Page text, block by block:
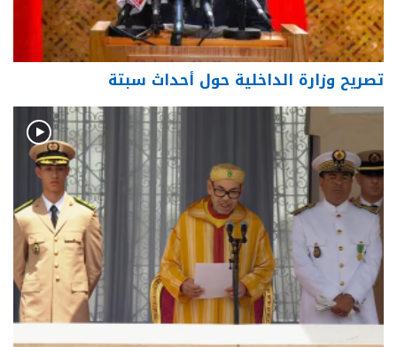
تصريح وزارة الداخلية حول أحداث سبتة